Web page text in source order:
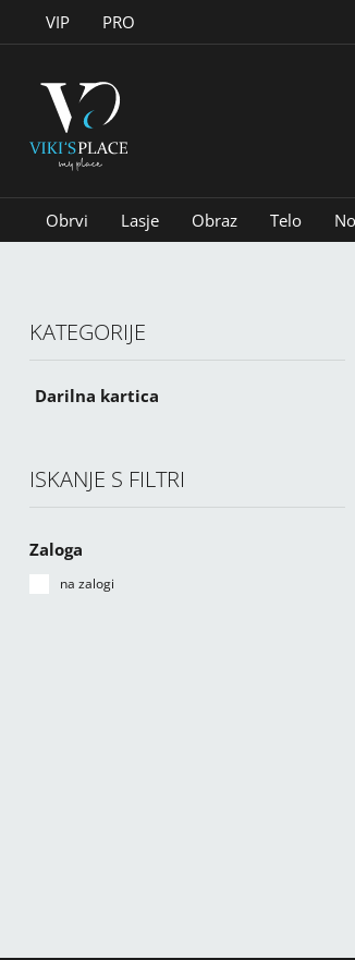
VIP PRO
Obrvi Lasje Obraz Telo
KATEGORIJE
Darilna kartica
ISKANJE S FILTRI
Zaloga
na zalogi